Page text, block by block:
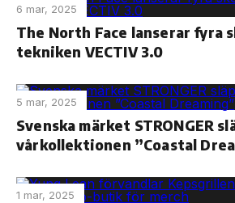
6 mar, 2025
The North Face lanserar fyra
tekniken VECTIV 3.0
5 mar, 2025
Svenska märket STRONGER
vårkollektionen ”Coastal
1 mar, 2025